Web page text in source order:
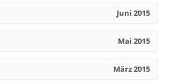
Juni 2015
Mai 2015
März 2015